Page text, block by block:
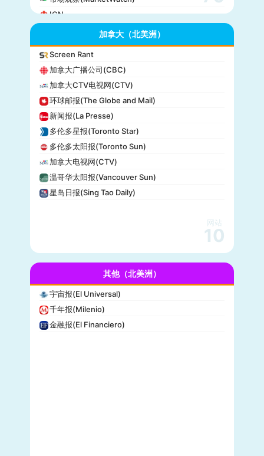
IGN
今日美国(USA Today)
BuzzFeed
全国公共广播电台(NPR)
美国广播公司(ABC)
美国新闻与世界报道(U.S. News)
CBS Sports
全国广播公司(NBC)
The Verge
PCMag
休斯顿纪事报(Houston Chronicle)
赫芬顿邮报(Huffpost)
布赖特巴特新闻网(Breitbart News)
美联社(AP)
洛杉矶时报(Los Angeles Times)
Insider
加拿大（北美洲）
Screen Rant
加拿大广播公司(CBC)
加拿大CTV电视网(CTV)
环球邮报(The Globe and Mail)
新闻报(La Presse)
多伦多星报(Toronto Star)
多伦多太阳报(Toronto Sun)
加拿大电视网(CTV)
温哥华太阳报(Vancouver Sun)
星岛日报(Sing Tao Daily)
网站
10
其他（北美洲）
宇宙报(El Universal)
千年报(Milenio)
金融报(El Financiero)